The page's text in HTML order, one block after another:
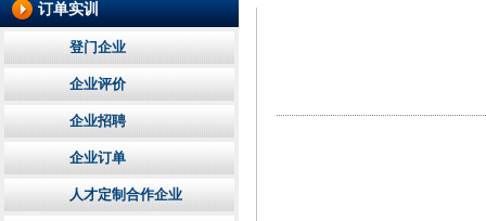
订单实训
登门企业
企业评价
企业招聘
企业订单
人才定制合作企业